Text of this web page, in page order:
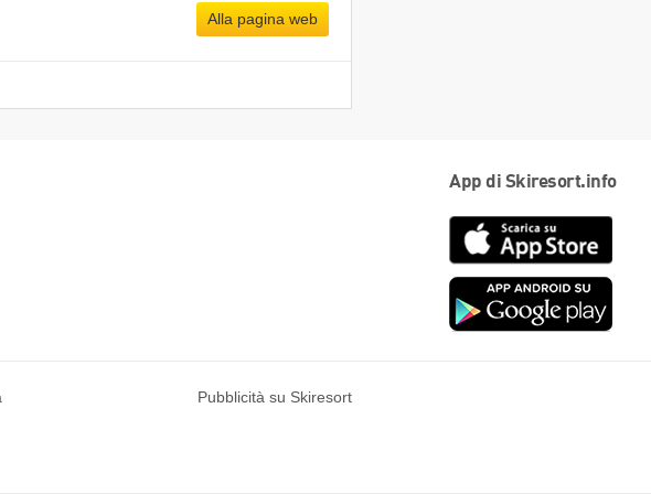
Alla pagina web
App di Skiresort.info
Pubblicità su Skiresort